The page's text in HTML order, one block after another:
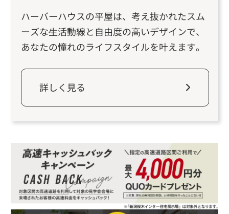
ハーバーハウスの平屋は、考え抜かれたスム
ーズな⽣活動線と⾃由度の⾼いデザインで、
あなたの憧れのライフスタイルを叶えます。
詳しく見る